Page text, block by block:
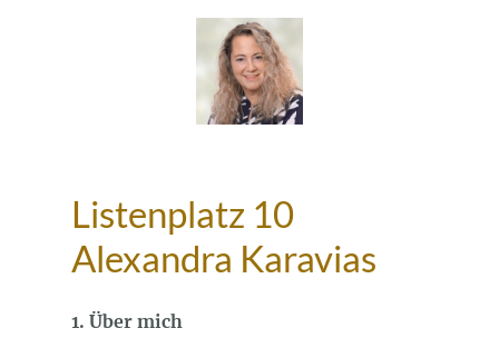
Listenplatz 10
Alexandra Karavias
1. Über mich